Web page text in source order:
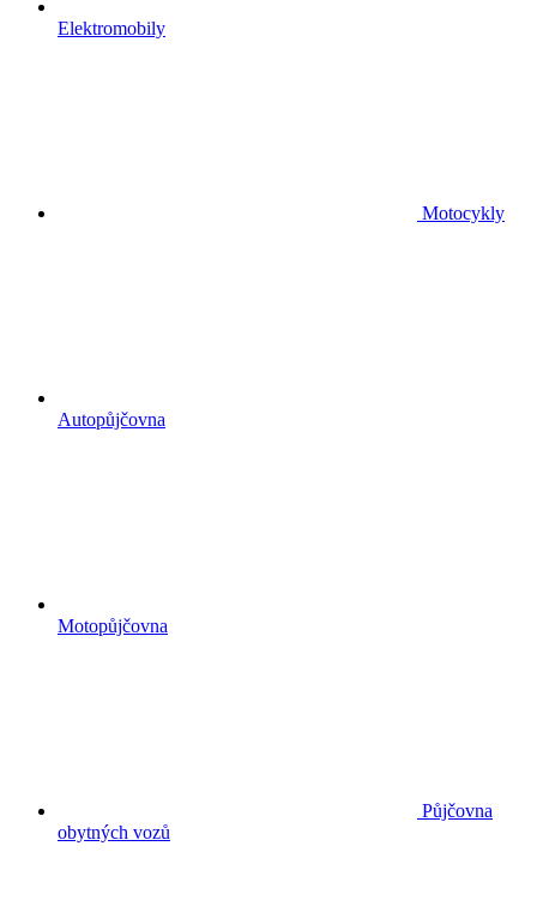
Elektromobily
Motocykly
Autopůjčovna
Motopůjčovna
Půjčovna
obytných vozů